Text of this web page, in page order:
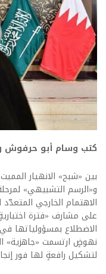
كتب وسام أبو حرفوش
بين «شبح» الانهيار
و«الرسم التشبيهي»
الاهتمام الخارجي المتعدّد
على مشارف «فترة
الاضطلاع بمسؤولياتها
نهوضٍ ارتسمت «جاهزية»
لتشكيل رافعةٍ لها فور